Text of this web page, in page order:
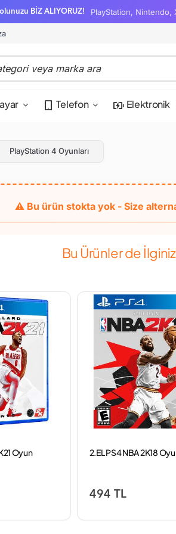
BİZ ALIYORUZ! PlayStation,
Telefon Elektronik
PlayStation 4 Oyunları
Bu Ürünler de
Oyun 2.EL PS4 NBA 2K18
494 TL